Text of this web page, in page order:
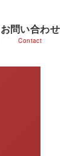
お問い合わせ
Contact